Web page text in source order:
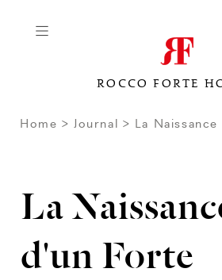
Home Journal La
La
d'un Forte